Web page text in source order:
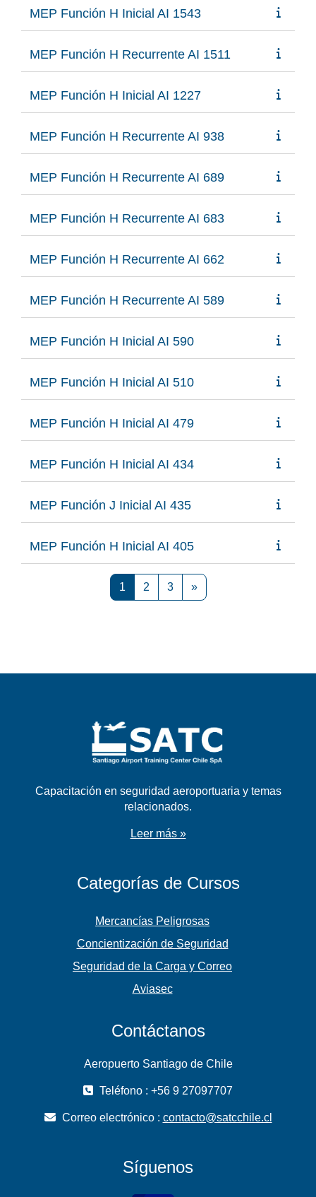
MEP Función H Inicial AI 1543
MEP Función H Recurrente AI 1511
MEP Función H Inicial AI 1227
MEP Función H Recurrente AI 938
MEP Función H Recurrente AI 689
MEP Función H Recurrente AI 683
MEP Función H Recurrente AI 662
MEP Función H Recurrente AI 589
MEP Función H Inicial AI 590
MEP Función H Inicial AI 510
MEP Función H Inicial AI 479
MEP Función H Inicial AI 434
MEP Función J Inicial AI 435
MEP Función H Inicial AI 405
1 Página 1
2Página 2
3Página 3
»Siguiente página
Capacitación en seguridad aeroportuaria y temas
relacionados.
Leer más »
Categorías de Cursos
Mercancías Peligrosas
Concientización de Seguridad
Seguridad de la Carga y Correo
Aviasec
Contáctanos
Aeropuerto Santiago de Chile
Teléfono : +56 9 27097707
Correo electrónico : contacto@satcchile.cl
Síguenos